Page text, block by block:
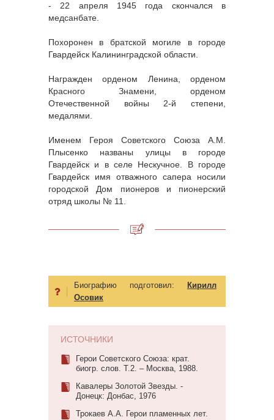
- 22 апреля 1945 года скончался в
медсанбате.
Похоронен в братской могиле в городе
Гвардейск Калининградской области.
Награжден орденом Ленина, орденом
Красного Знамени, орденом
Отечественной войны 2-й степени,
медалями.
Именем Героя Советского Союза А.М.
Плысенко названы улицы в городе
Гвардейск и в селе Нескучное. В городе
Гвардейск имя отважного сапера носили
городской Дом пионеров и пионерский
отряд школы № 11.
Биографию подготовил:
Кирилл
Осовик
ИСТОЧНИКИ
Герои Советского Союза: крат.
биогр. слов. Т.2. – Москва, 1988.
Кавалеры Золотой Звезды. -
Донецк: Донбас, 1976
Трокаев А.А. Герои пламенных лет.